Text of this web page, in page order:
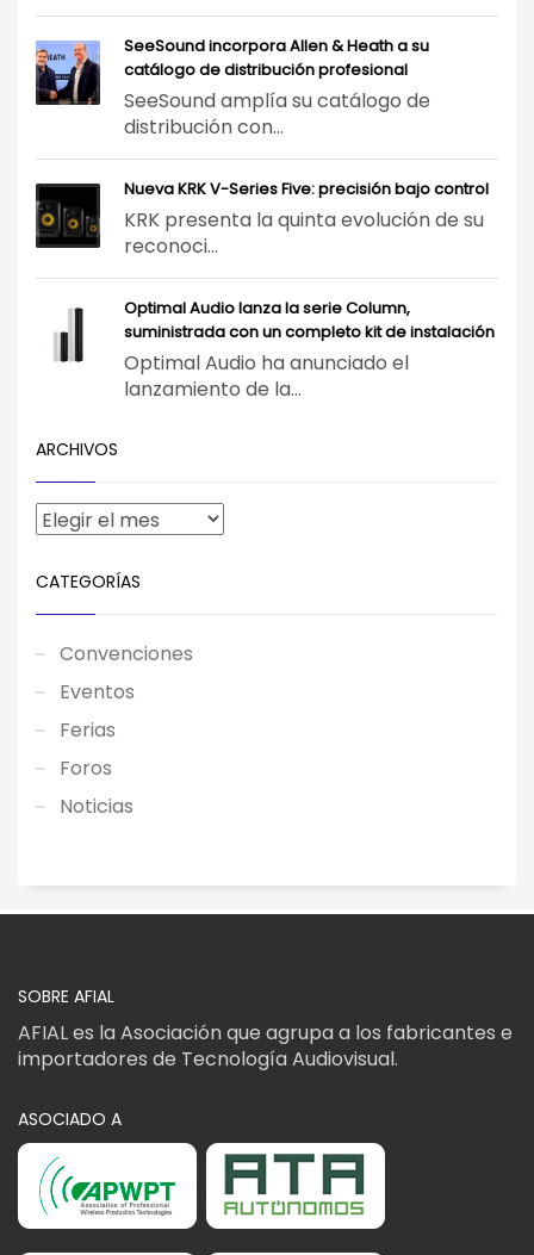
SeeSound incorpora Allen & Heath a su
catálogo de distribución profesional
SeeSound amplía su catálogo de
distribución con...
Nueva KRK V-Series Five: precisión bajo control
KRK presenta la quinta evolución de su
reconoci...
Optimal Audio lanza la serie Column,
suministrada con un completo kit de instalación
Optimal Audio ha anunciado el
lanzamiento de la...
ARCHIVOS
CATEGORÍAS
Convenciones
Eventos
Ferias
Foros
Noticias
SOBRE AFIAL
AFIAL es la Asociación que agrupa a los fabricantes e
importadores de Tecnología Audiovisual.
ASOCIADO A